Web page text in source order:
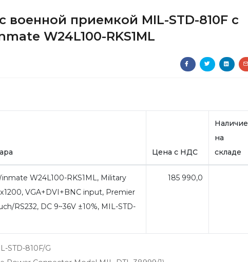
приемкой MIL-STD-810F с
W24L100-RKS1ML
Цена с НДС
Наличие
на
складе
W24L100-RKS1ML, Military
VGA+DVI+BNC input, Premier
RS232, DC 9~36V ±10%, MIL-STD-
185 990,0
STD-810F/G